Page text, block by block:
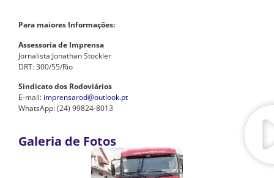
Para maiores Informações:
Assessoria de Imprensa
Jornalista:Jonathan Stockler
DRT: 300/55/Rio
Sindicato dos Rodoviários
E-mail: imprensarod@outlook.pt
WhatsApp: (24) 99824-8013
Galeria de Fotos